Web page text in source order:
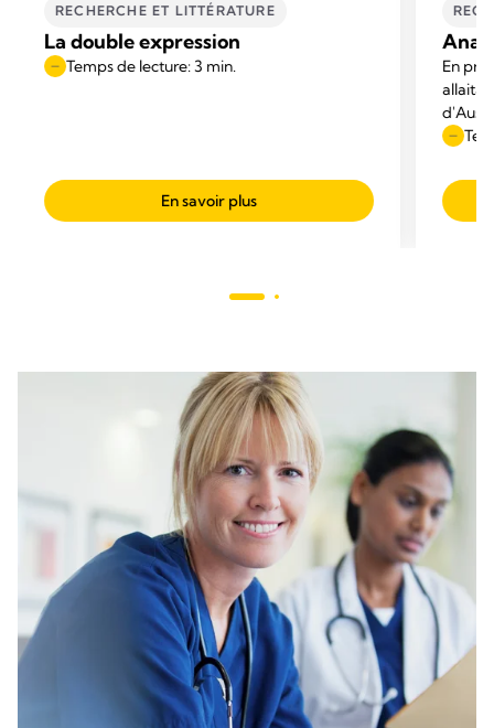
RECHERCHE ET LITTÉRATURE
La double expression
Temps de lecture: 3 min.
En savoir plus
En